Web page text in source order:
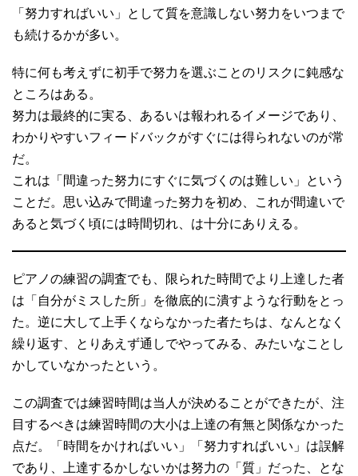
「努力すればいい」として質を意識しない努力をいつまで
も続けるかが多い。
特に何も考えずに初手で努力を選ぶことのリスクに鈍感な
ところはある。
努力は最終的に実る、あるいは報われるイメージであり、
わかりやすいフィードバックがすぐには得られないのが常
だ。
これは「間違った努力にすぐに気づくのは難しい」という
ことだ。思い込みで間違った努力を初め、これが間違いで
あると気づく頃には時間切れ、は十分にありえる。
ピアノの練習の調査でも、限られた時間でより上達した者
は「自分がミスした所」を徹底的に潰すような行動をとっ
た。逆に大して上手くならなかった者たちは、なんとなく
繰り返す、とりあえず通しでやってみる、みたいなことし
かしていなかったという。
この調査では練習時間は当人が決めることができたが、注
目するべきは練習時間の大小は上達の有無と関係なかった
点だ。「時間をかければいい」「努力すればいい」は誤解
であり、上達するかしないかは努力の「質」だった、とな